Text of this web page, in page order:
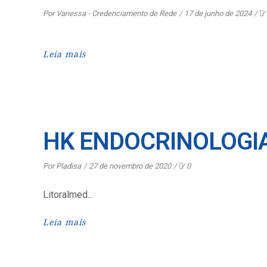
Por Vanessa - Credenciamento de Rede 17 de junho de 2024
Leia mais
HK
Por Pladisa 27 de novembro de 2020 0
Litoralmed
Leia mais